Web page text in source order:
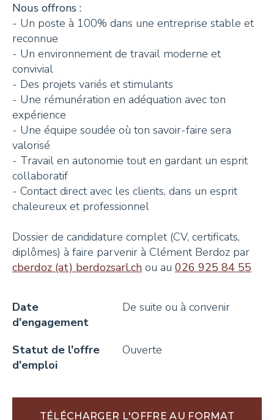
S'INSCRIRE
Nous offrons :
- Un poste à 100% dans une entreprise stable et
reconnue
- Un environnement de travail moderne et
convivial
- Des projets variés et stimulants
- Une rémunération en adéquation avec ton
expérience
- Une équipe soudée où ton savoir-faire sera
valorisé
- Travail en autonomie tout en gardant un esprit
collaboratif
- Contact direct avec les clients, dans un esprit
chaleureux et professionnel
Dossier de candidature complet (CV, certificats,
diplômes) à faire parvenir à Clément Berdoz par
cberdoz (at) berdozsarl.ch ou au 026 925 84 55
Date
d'engagement
De suite ou à convenir
Statut de l'offre
d'emploi
Ouverte
TÉLÉCHARGER L'OFFRE AU FORMAT